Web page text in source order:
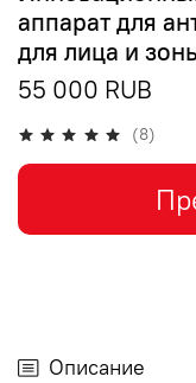
(8)
аппарат для
для лица и
55 000 RUB
Описание